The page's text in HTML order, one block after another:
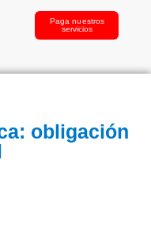
Paga nuestros
servicios
obligación